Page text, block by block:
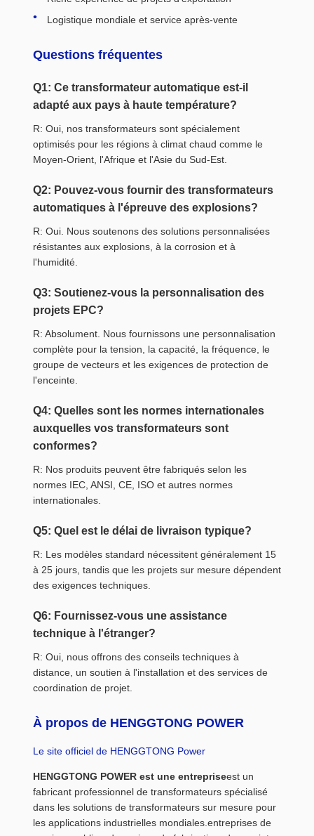
Logistique mondiale et service après-vente
Questions fréquentes
Q1: Ce transformateur automatique est-il
adapté aux pays à haute température?
R: Oui, nos transformateurs sont spécialement
optimisés pour les régions à climat chaud comme le
Moyen-Orient, l'Afrique et l'Asie du Sud-Est.
Q2: Pouvez-vous fournir des transformateurs
automatiques à l'épreuve des explosions?
R: Oui. Nous soutenons des solutions personnalisées
résistantes aux explosions, à la corrosion et à
l'humidité.
Q3: Soutienez-vous la personnalisation des
projets EPC?
R: Absolument. Nous fournissons une personnalisation
complète pour la tension, la capacité, la fréquence, le
groupe de vecteurs et les exigences de protection de
l'enceinte.
Q4: Quelles sont les normes internationales
auxquelles vos transformateurs sont
conformes?
R: Nos produits peuvent être fabriqués selon les
normes IEC, ANSI, CE, ISO et autres normes
internationales.
Q5: Quel est le délai de livraison typique?
R: Les modèles standard nécessitent généralement 15
à 25 jours, tandis que les projets sur mesure dépendent
des exigences techniques.
Q6: Fournissez-vous une assistance
technique à l'étranger?
R: Oui, nous offrons des conseils techniques à
distance, un soutien à l'installation et des services de
coordination de projet.
À propos de HENGGTONG POWER
Le site officiel de HENGGTONG Power
HENGGTONG POWER est une entrepriseest un
fabricant professionnel de transformateurs spécialisé
dans les solutions de transformateurs sur mesure pour
les applications industrielles mondiales.entreprises de